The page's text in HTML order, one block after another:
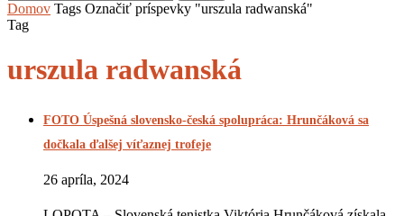
Domov Tags Označiť príspevky "urszula radwanská"
Tag
urszula radwanská
FOTO Úspešná slovensko-česká spolupráca: Hrunčáková sa
dočkala ďalšej víťaznej trofeje
26 apríla, 2024